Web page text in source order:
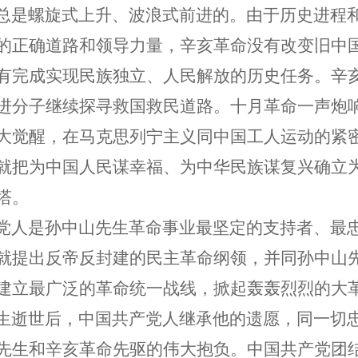
螺旋式上升、波浪式前进的。由于历史进程
正确道路和领导力量，辛亥革命没有改变旧
完成实现民族独立、人民解放的历史任务。
分子继续探寻救国救民道路。十月革命一声
觉醒，在马克思列宁主义同中国工人运动的
把为中国人民谋幸福、为中华民族谋复兴确
。
是孙中山先生革命事业最坚定的支持者、最
提出反帝反封建的民主革命纲领，并同孙中
立最广泛的革命统一战线，掀起轰轰烈烈的
世后，中国共产党人继承他的遗愿，同一切
生和辛亥革命先驱的伟大抱负。中国共产党